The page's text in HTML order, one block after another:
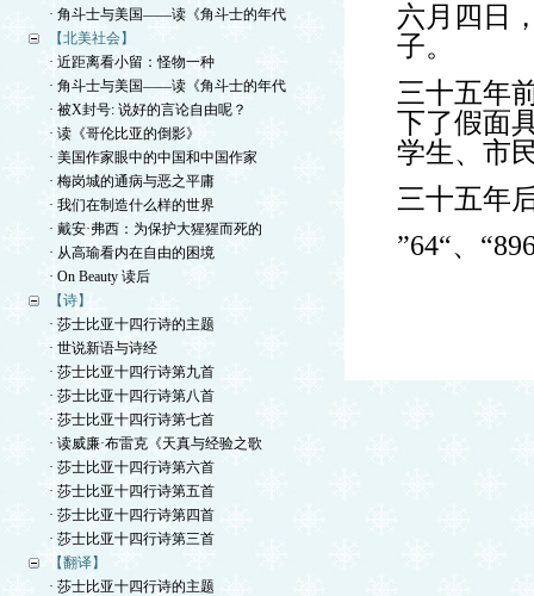
· 角斗士与美国——读《角斗士的年代
【北美社会】
· 近距离看小留：怪物一种
· 角斗士与美国——读《角斗士的年代
· 被X封号: 说好的言论自由呢？
· 读《哥伦比亚的倒影》
· 美国作家眼中的中国和中国作家
· 梅岗城的通病与恶之平庸
· 我们在制造什么样的世界
· 戴安·弗西：为保护大猩猩而死的
· 从高瑜看内在自由的困境
· On Beauty 读后
【诗】
· 莎士比亚十四行诗的主题
· 世说新语与诗经
· 莎士比亚十四行诗第九首
· 莎士比亚十四行诗第八首
· 莎士比亚十四行诗第七首
· 读威廉·布雷克《天真与经验之歌
· 莎士比亚十四行诗第六首
· 莎士比亚十四行诗第五首
· 莎士比亚十四行诗第四首
· 莎士比亚十四行诗第三首
【翻译】
· 莎士比亚十四行诗的主题
六月四日
子。
三十五年
下了假面
学生、市
三十五年
”64“、